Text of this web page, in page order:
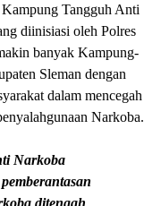
Kampung Tangguh Anti
diinisiasi oleh Polres
banyak Kampung-
Sleman dengan
dalam mencegah
Narkoba.
Narkoba
pemberantasan
ditengah